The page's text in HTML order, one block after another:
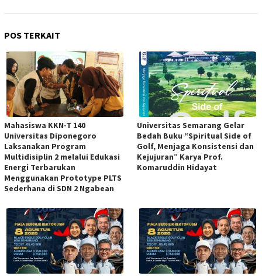
POS TERKAIT
Mahasiswa KKN-T 140
Universitas Diponegoro
Laksanakan Program
Multidisiplin 2 melalui Edukasi
Energi Terbarukan
Menggunakan Prototype PLTS
Sederhana di SDN 2 Ngabean
Universitas Semarang Gelar
Bedah Buku “Spiritual Side of
Golf, Menjaga Konsistensi dan
Kejujuran” Karya Prof.
Komaruddin Hidayat